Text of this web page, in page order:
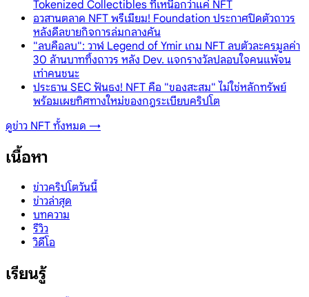
Tokenized Collectibles ที่เหนือกว่าแค่ NFT
อวสานตลาด NFT พรีเมียม! Foundation ประกาศปิดตัวถาวร
หลังดีลขายกิจการล่มกลางคัน
"ลบคือลบ": วาฬ Legend of Ymir เกม NFT ลบตัวละครมูลค่า
30 ล้านบาททิ้งถาวร หลัง Dev. แจกรางวัลปลอบใจคนแพ้จน
เท่าคนชนะ
ประธาน SEC ฟันธง! NFT คือ "ของสะสม" ไม่ใช่หลักทรัพย์
พร้อมเผยทิศทางใหม่ของกฎระเบียบคริปโต
ดูข่าว NFT ทั้งหมด →
เนื้อหา
ข่าวคริปโตวันนี้
ข่าวล่าสุด
บทความ
รีวิว
วิดีโอ
เรียนรู้